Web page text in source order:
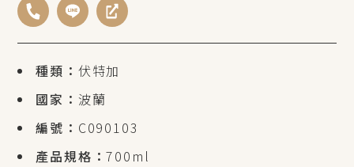
種類： 伏特加
國家： 波蘭
編號： C090103
產品規格：700ml